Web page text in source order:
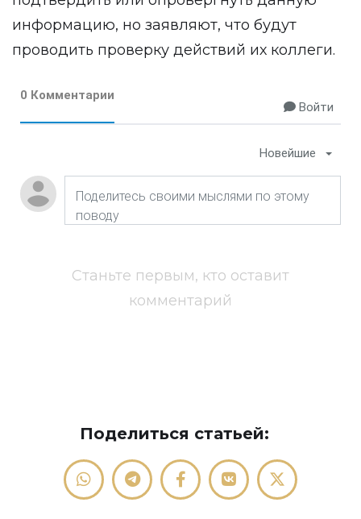
информацию, но заявляют, что будут
проводить проверку действий их коллеги.
0 Комментарии
Войти
Новейшие
Станьте первым, кто оставит
комментарий
Поделиться статьей: